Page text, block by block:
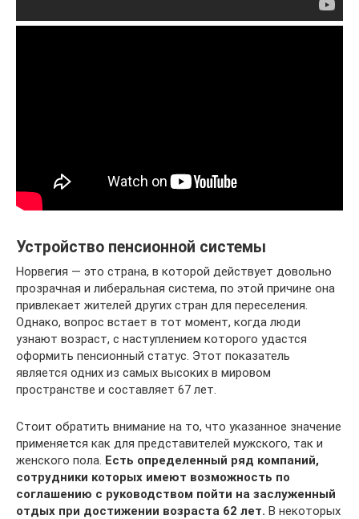
Устройство пенсионной системы
Норвегия — это страна, в которой действует довольно
прозрачная и либеральная система, по этой причине она
привлекает жителей других стран для переселения.
Однако, вопрос встает в тот момент, когда люди
узнают возраст, с наступлением которого удастся
оформить пенсионный статус. Этот показатель
является одних из самых высоких в мировом
пространстве и составляет 67 лет.
Стоит обратить внимание на то, что указанное значение
применяется как для представителей мужского, так и
женского пола. Есть определенный ряд компаний,
сотрудники которых имеют возможность по
соглашению с руководством пойти на заслуженный
отдых при достижении возраста 62 лет. В некоторых